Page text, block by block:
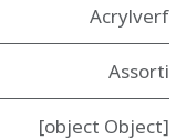
Acrylverf
Assorti
[object Object]